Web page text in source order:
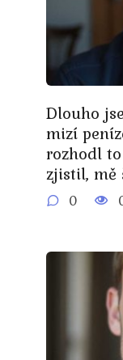
Dlouho
mizí
rozhodl
zjistil, mě
0